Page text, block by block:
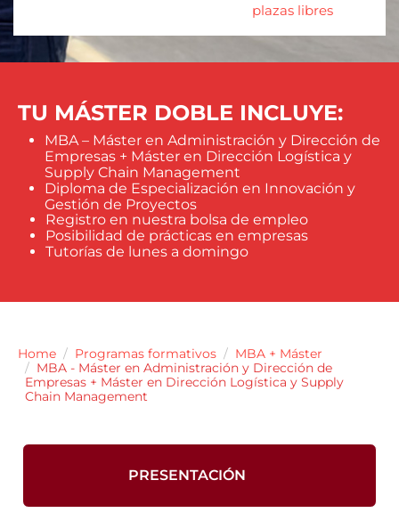
plazas libres
TU MÁSTER DOBLE INCLUYE:
MBA – Máster en Administración y Dirección de
Empresas + Máster en Dirección Logística y
Supply Chain Management
Diploma de Especialización en Innovación y
Gestión de Proyectos
Registro en nuestra bolsa de empleo
Posibilidad de prácticas en empresas
Tutorías de lunes a domingo
Home Programas formativos
MBA + Máster
MBA - Máster en Administración y Dirección de
Empresas + Máster en Dirección Logística y Supply
Chain Management
PRESENTACIÓN